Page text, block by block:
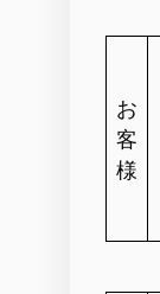
お
客
様